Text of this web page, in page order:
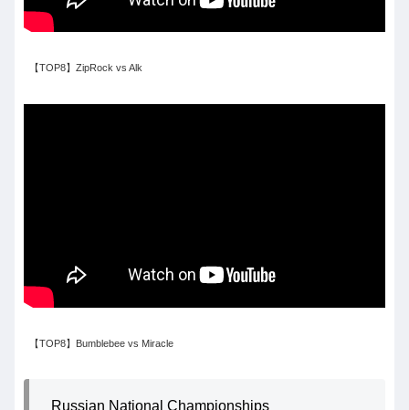
【TOP8】ZipRock vs Alk
【TOP8】Bumblebee vs Miracle
Russian National Championships